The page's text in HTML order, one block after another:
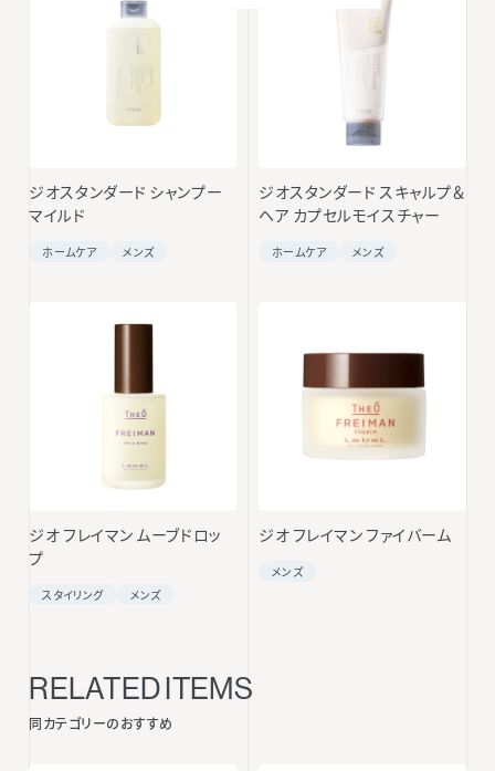
ジオスタンダード シャンプー
マイルド
ホームケア メンズ
ジオスタンダード スキャルプ＆
ヘア カプセルモイスチャー
ホームケア メンズ
ジオ フレイマン ムーブドロッ
プ
スタイリング メンズ
ジオ フレイマン ファイバーム
メンズ
RELATED ITEMS
同カテゴリーのおすすめ